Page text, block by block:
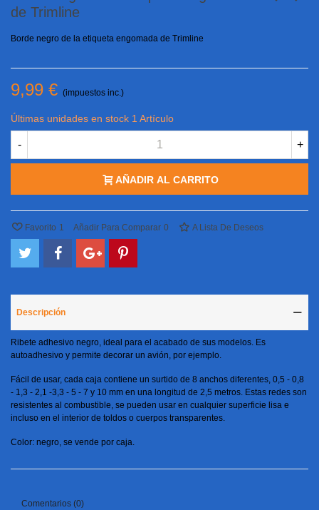
de Trimline
Borde negro de la etiqueta engomada de Trimline
9,99 € (impuestos inc.)
Últimas unidades en stock 1 Artículo
- +
AÑADIR AL CARRITO
Favorito 1 Añadir Para Comparar 0 A Lista De Deseos
Descripción
Ribete adhesivo negro, ideal para el acabado de sus modelos. Es
autoadhesivo y permite decorar un avión, por ejemplo.
Fácil de usar, cada caja contiene un surtido de 8 anchos diferentes, 0,5 - 0,8
- 1,3 - 2,1 -3,3 - 5 - 7 y 10 mm en una longitud de 2,5 metros. Estas redes son
resistentes al combustible, se pueden usar en cualquier superficie lisa e
incluso en el interior de toldos o cuerpos transparentes.
Color: negro, se vende por caja.
Comentarios (0)